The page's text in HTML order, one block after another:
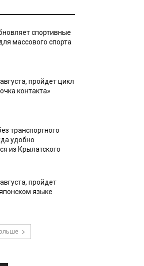
спортивные
массового спорта
пройдет цикл
контакта»
транспортного
удобно
из Крылатского
пройдет
языке